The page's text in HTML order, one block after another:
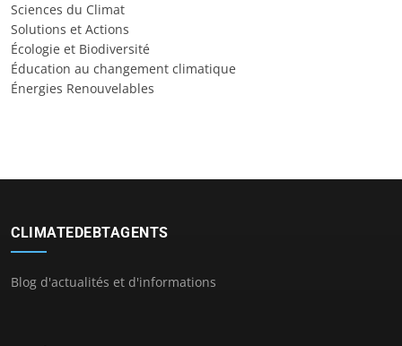
Sciences du Climat
Solutions et Actions
Écologie et Biodiversité
Éducation au changement climatique
Énergies Renouvelables
CLIMATEDEBTAGENTS
Blog d'actualités et d'informations